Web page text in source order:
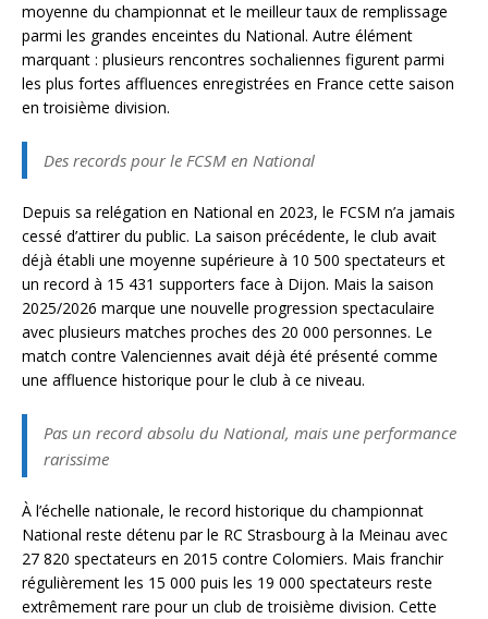
moyenne du championnat et le meilleur taux de remplissage
parmi les grandes enceintes du National. Autre élément
marquant : plusieurs rencontres sochaliennes figurent parmi
les plus fortes affluences enregistrées en France cette saison
en troisième division.
Des records pour le FCSM en National
Depuis sa relégation en National en 2023, le FCSM n’a jamais
cessé d’attirer du public. La saison précédente, le club avait
déjà établi une moyenne supérieure à 10 500 spectateurs et
un record à 15 431 supporters face à Dijon. Mais la saison
2025/2026 marque une nouvelle progression spectaculaire
avec plusieurs matches proches des 20 000 personnes. Le
match contre Valenciennes avait déjà été présenté comme
une affluence historique pour le club à ce niveau.
Pas un record absolu du National, mais une performance
rarissime
À l’échelle nationale, le record historique du championnat
National reste détenu par le RC Strasbourg à la Meinau avec
27 820 spectateurs en 2015 contre Colomiers. Mais franchir
régulièrement les 15 000 puis les 19 000 spectateurs reste
extrêmement rare pour un club de troisième division. Cette